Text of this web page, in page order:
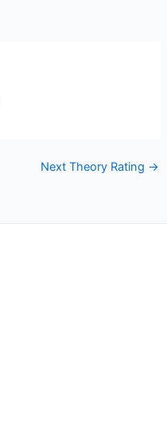
Next Theory Rating →